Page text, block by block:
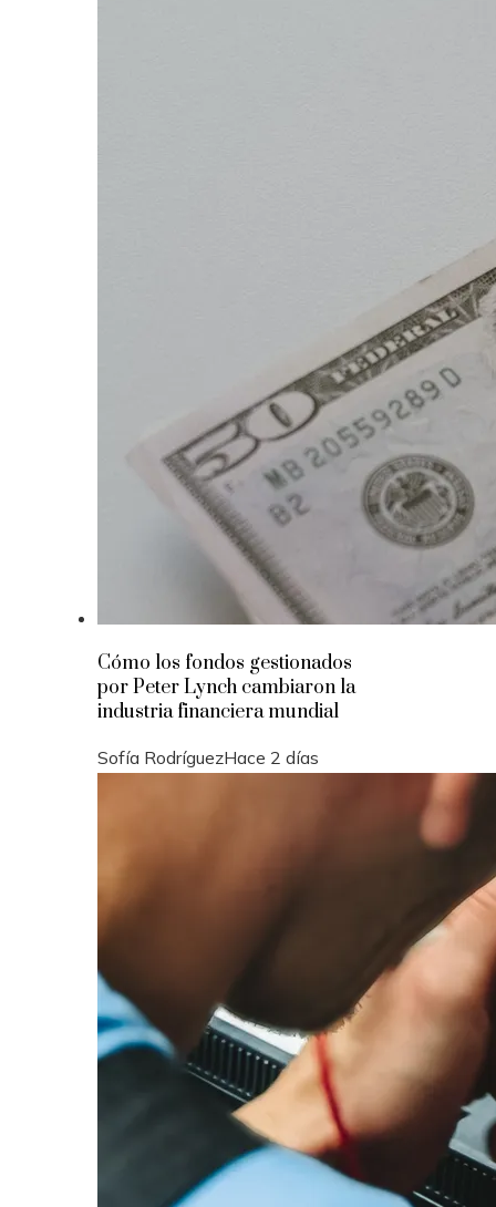
Cómo los fondos gestionados
por Peter Lynch cambiaron la
industria financiera mundial
Sofía RodríguezHace 2 días